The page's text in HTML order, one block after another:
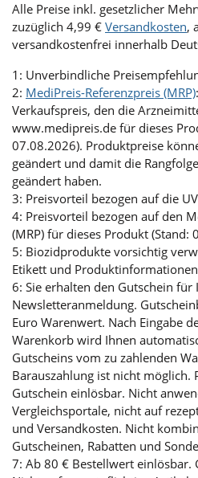
Alle Preise inkl. gesetzlicher
zuzüglich 4,99 € Versandkosten,
versandkostenfrei innerhalb
1: Unverbindliche
2: MediPreis-Referenzpreis (MRP)
Verkaufspreis, den die
www.medipreis.de für dieses
07.08.2026). Produktpreise
geändert und damit die
geändert haben.
3: Preisvorteil bezogen auf die
4: Preisvorteil bezogen auf den
(MRP) für dieses Produkt (Stand:
5: Biozidprodukte vorsichtig
Etikett und
6: Sie erhalten den Gutschein für
Newsletteranmeldung.
Euro Warenwert. Nach Eingabe
Warenkorb wird Ihnen
Gutscheins vom zu zahlenden
Barauszahlung ist nicht möglich.
Gutschein einlösbar. Nicht
Vergleichsportale, nicht auf
und Versandkosten. Nicht
Gutscheinen, Rabatten und
7: Ab 80 € Bestellwert einlösbar.